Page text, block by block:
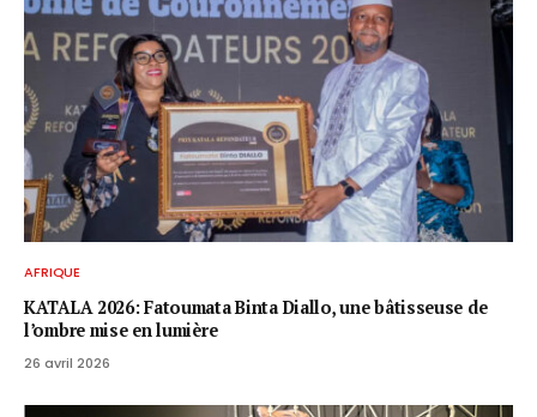
AFRIQUE
KATALA 2026: Fatoumata Binta Diallo, une bâtisseuse de
l’ombre mise en lumière
26 avril 2026